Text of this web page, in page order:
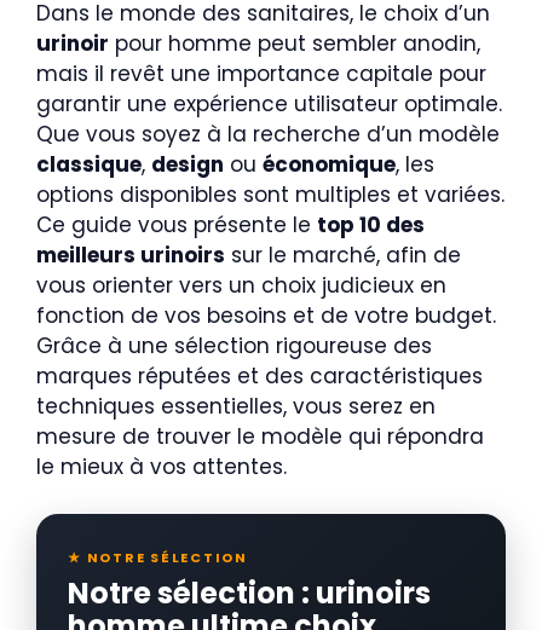
Dans le monde des sanitaires, le choix d’un
urinoir pour homme peut sembler anodin,
mais il revêt une importance capitale pour
garantir une expérience utilisateur optimale.
Que vous soyez à la recherche d’un modèle
classique, design ou économique, les
options disponibles sont multiples et variées.
Ce guide vous présente le top 10 des
meilleurs urinoirs sur le marché, afin de
vous orienter vers un choix judicieux en
fonction de vos besoins et de votre budget.
Grâce à une sélection rigoureuse des
marques réputées et des caractéristiques
techniques essentielles, vous serez en
mesure de trouver le modèle qui répondra
le mieux à vos attentes.
★ NOTRE SÉLECTION
Notre sélection : urinoirs